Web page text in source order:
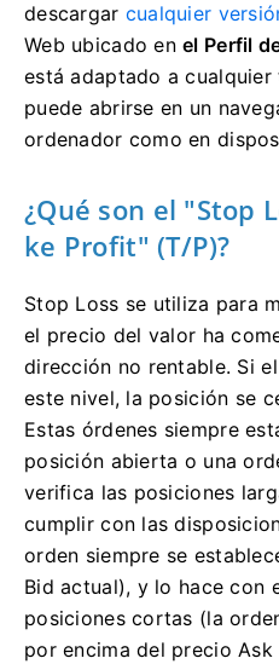
descargar cualquier
Web ubicado enel Perfil
está adaptado a
puede abrirse en un
ordenador como en
¿Qué son el "Stop
ke Profit" (T/P)?
Stop Loss se utiliza para
el precio del valor ha
dirección no rentable. Si
este nivel, la posición se
Estas órdenes siempre
posición abierta o una
verifica las posiciones
cumplir con las
orden siempre se
Bid actual), y lo hace con
posiciones cortas (la
por encima del precio Ask